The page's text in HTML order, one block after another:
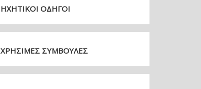
ΗΧΗΤΙΚΟΙ ΟΔΗΓΟΙ
ΧΡΗΣΙΜΕΣ ΣΥΜΒΟΥΛΕΣ